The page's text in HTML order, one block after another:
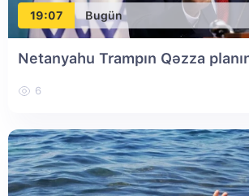
19:07 Bugün
Netanyahu Trampın Qəzza
6